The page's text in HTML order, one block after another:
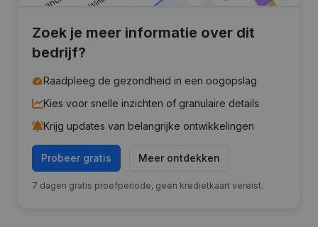
Zoek je meer informatie over dit
bedrijf?
Raadpleeg de gezondheid in een oogopslag
Kies voor snelle inzichten of granulaire details
Krijg updates van belangrijke ontwikkelingen
Probeer gratis Meer ontdekken
7 dagen gratis proefperiode, geen kredietkaart vereist.